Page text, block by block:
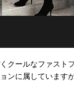
クールなファスト
ンに属しています